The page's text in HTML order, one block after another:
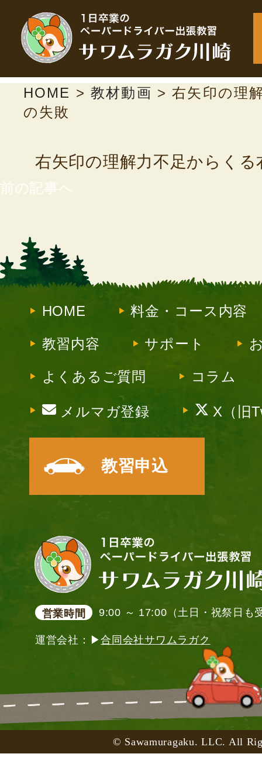
HOME >教材動画 >右矢印の理
の失敗
右矢印の理解力不足からくる
HOME 料金・コース内容
教習内容 サポート
よくあるご質問 コラム
メルマガ登録 X（旧
教習申込
営業時間 9:00 ～ 17:00（土日・祝祭日も
運営会社：▶合同会社サワムラガク
© Sawamuragaku. LLC. All